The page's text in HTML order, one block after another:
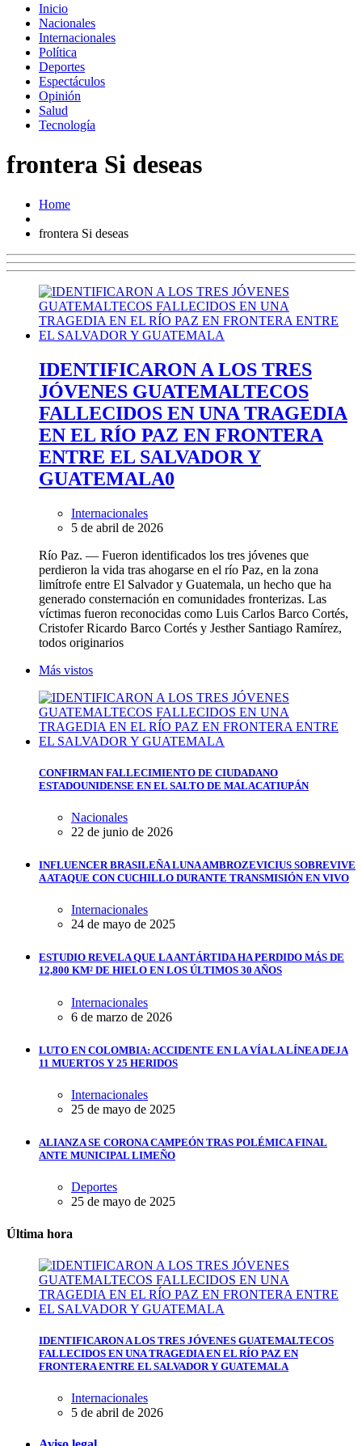
Inicio
Nacionales
Internacionales
Política
Deportes
Espectáculos
Opinión
Salud
Tecnología
frontera Si deseas
Home
frontera Si deseas
IDENTIFICARON A LOS TRES
JÓVENES GUATEMALTECOS
FALLECIDOS EN UNA TRAGEDIA
EN EL RÍO PAZ EN FRONTERA
ENTRE EL SALVADOR Y
GUATEMALA0
Internacionales
5 de abril de 2026
Río Paz. — Fueron identificados los tres jóvenes que
perdieron la vida tras ahogarse en el río Paz, en la zona
limítrofe entre El Salvador y Guatemala, un hecho que ha
generado consternación en comunidades fronterizas. Las
víctimas fueron reconocidas como Luis Carlos Barco Cortés,
Cristofer Ricardo Barco Cortés y Jesther Santiago Ramírez,
todos originarios
Más vistos
CONFIRMAN FALLECIMIENTO DE CIUDADANO
ESTADOUNIDENSE EN EL SALTO DE MALACATIUPÁN
Nacionales
22 de junio de 2026
INFLUENCER BRASILEÑA LUNA AMBROZEVICIUS SOBREVIVE
A ATAQUE CON CUCHILLO DURANTE TRANSMISIÓN EN VIVO
Internacionales
24 de mayo de 2025
ESTUDIO REVELA QUE LA ANTÁRTIDA HA PERDIDO MÁS DE
12,800 KM² DE HIELO EN LOS ÚLTIMOS 30 AÑOS
Internacionales
6 de marzo de 2026
LUTO EN COLOMBIA: ACCIDENTE EN LA VÍA LA LÍNEA DEJA
11 MUERTOS Y 25 HERIDOS
Internacionales
25 de mayo de 2025
ALIANZA SE CORONA CAMPEÓN TRAS POLÉMICA FINAL
ANTE MUNICIPAL LIMEÑO
Deportes
25 de mayo de 2025
Última hora
IDENTIFICARON A LOS TRES JÓVENES GUATEMALTECOS
FALLECIDOS EN UNA TRAGEDIA EN EL RÍO PAZ EN
FRONTERA ENTRE EL SALVADOR Y GUATEMALA
Internacionales
5 de abril de 2026